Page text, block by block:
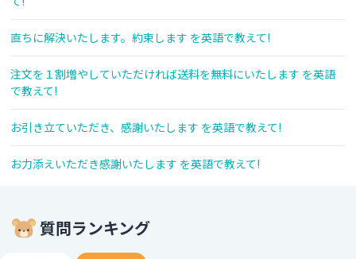
直ちに解決いたします。約束します を英語で教えて!
注文を１割増やしていただければ送料を無料にいたします を英語
で教えて!
お引き立ていただき、感謝いたします を英語で教えて!
お力添えいただき感謝いたします を英語で教えて!
質問ランキング